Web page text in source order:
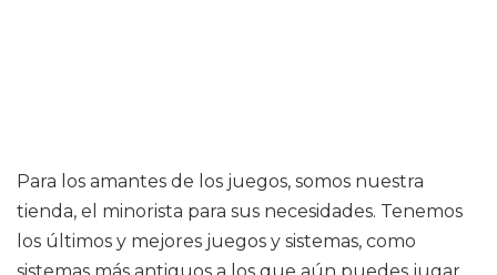
Para los amantes de los juegos, somos nuestra
tienda, el minorista para sus necesidades. Tenemos
los últimos y mejores juegos y sistemas, como